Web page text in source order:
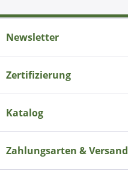
Newsletter
Zertifizierung
Katalog
Zahlungsarten & Versand